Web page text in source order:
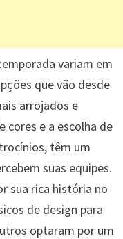
variam em
que vão desde
arrojados e
cores e a escolha de
têm um
suas equipes.
sua rica história no
de design para
optaram por um